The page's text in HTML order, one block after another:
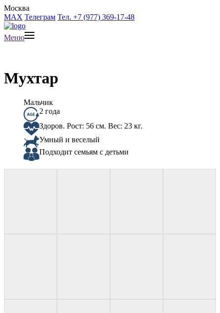
Москва
MAX Телеграм Тел. +7 (977) 369-17-48
Меню
Мухтар
Мальчик
2 года
Здоров. Рост: 56 см. Вес: 23 кг.
Умный и веселый
Подходит семьям с детьми